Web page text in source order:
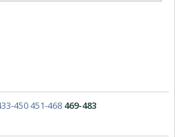
450451-468 469-483